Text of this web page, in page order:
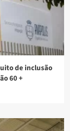
de inclusão
60 +